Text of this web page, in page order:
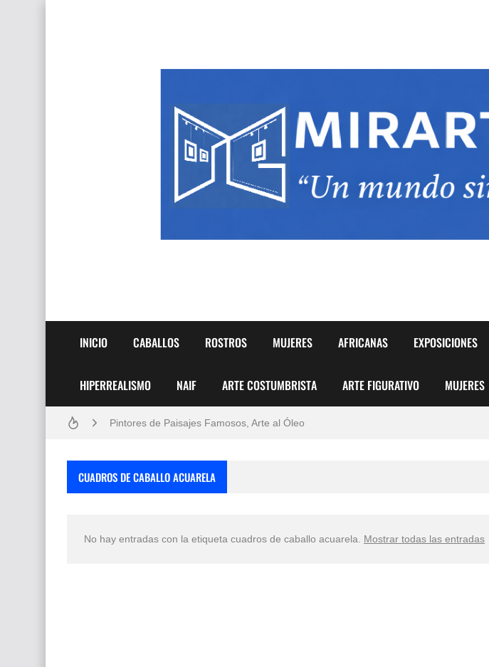
INICIO CABALLOS ROSTROS MUJERES AFRICANAS EXPOSICIONES
HIPERREALISMO NAIF ARTE COSTUMBRISTA ARTE FIGURATIVO MUJERES
Frutas y Flores Para Colorear Imágenes
Pintores de Paisajes Famosos, Arte al Óleo
CUADROS DE CABALLO ACUARELA
No hay entradas con la etiqueta cuadros de caballo acuarela Mostrar todas las entradas